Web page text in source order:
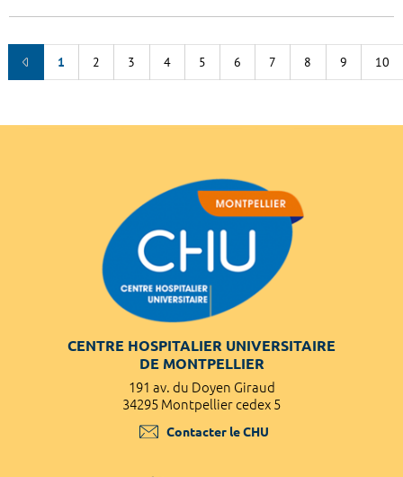
1 2 3 4 5 6 7 8 9 10
CENTRE HOSPITALIER UNIVERSITAIRE
DE MONTPELLIER
191 av. du Doyen Giraud
34295 Montpellier cedex 5
Contacter le CHU